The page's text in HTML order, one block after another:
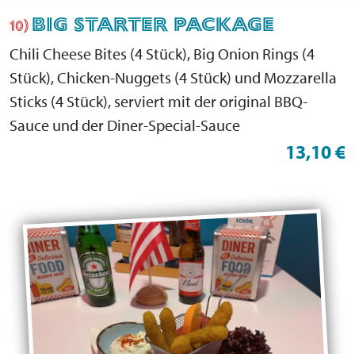
10) BIG STARTER PACKAGE
Chili Cheese Bites (4 Stück), Big Onion Rings (4
Stück), Chicken-Nuggets (4 Stück) und Mozzarella
Sticks (4 Stück), serviert mit der original BBQ-
Sauce und der Diner-Special-Sauce
13,10 €